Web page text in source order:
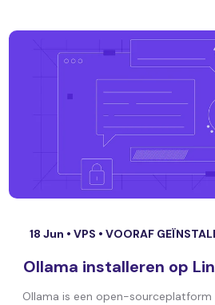
18 Jun • VPS • VOORAF
Ollama installeren op
Ollama is een open-